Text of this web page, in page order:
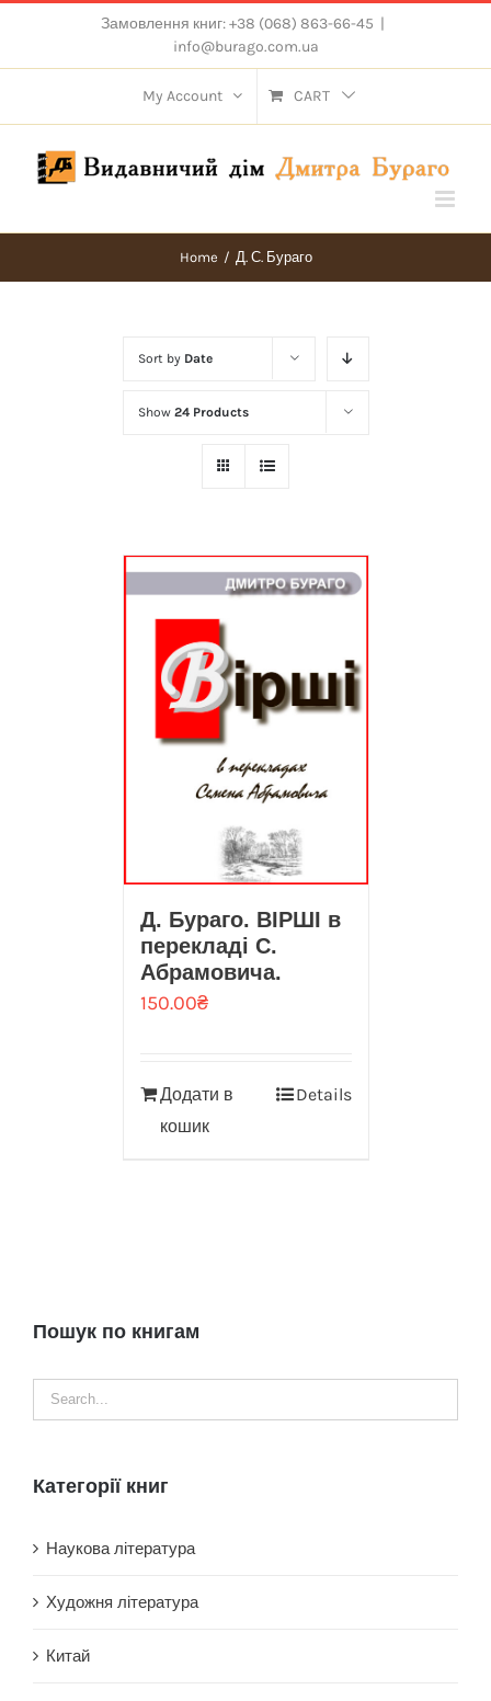
content
Замовлення книг: +38 (068) 863-66-45 |
info@burago.com.ua
My Account CART
Home / Д. С. Бураго
Sort by Date
Show 24 Products
Д. Бураго. ВІРШІ в
перекладі С.
Абрамовича.
150.00₴
Додати в
кошик
Details
Пошук по книгам
Категорії книг
Наукова література
Художня література
Китай